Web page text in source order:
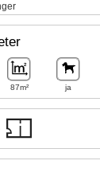
87m² ja